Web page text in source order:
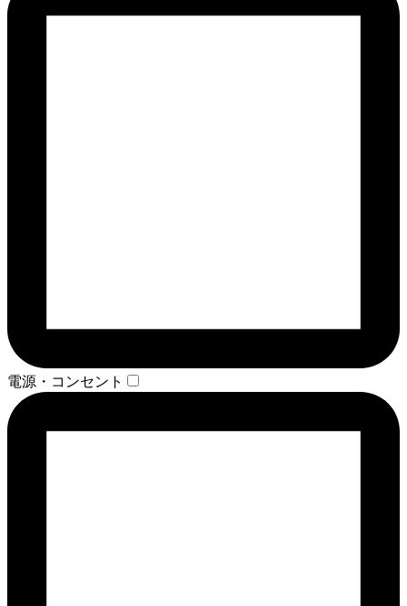
電源・コンセント